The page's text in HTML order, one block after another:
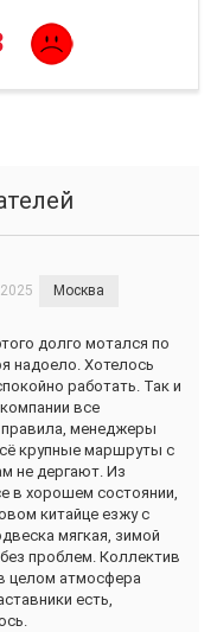
Москва
долго мотался по
надоело. Хотелось
работать. Так и
все
правила, менеджеры
крупные маршруты с
не дергают. Из
в хорошем состоянии,
китайце езжу с
мягкая, зимой
проблем. Коллектив
целом атмосфера
есть,